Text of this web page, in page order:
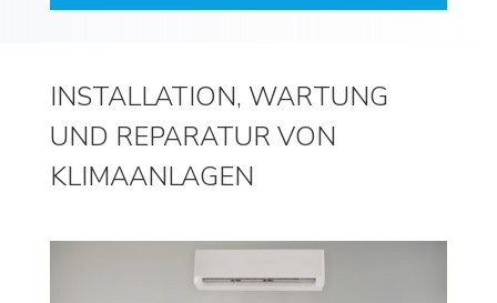
INSTALLATION, WARTUNG
UND REPARATUR VON
KLIMAANLAGEN